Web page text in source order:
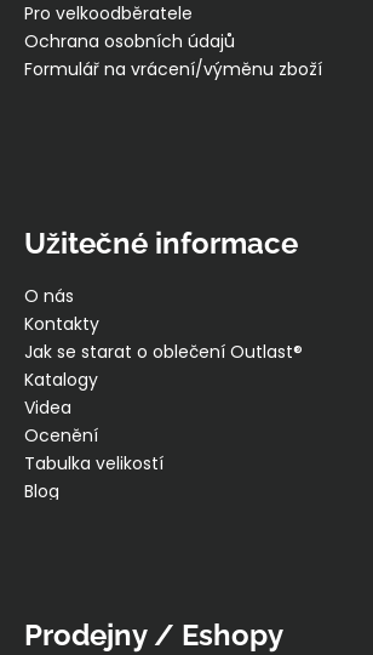
Pro velkoodběratele
Ochrana osobních údajů
Formulář na vrácení/výměnu zboží
Užitečné informace
O nás
Kontakty
Jak se starat o oblečení Outlast®
Katalogy
Videa
Ocenění
Tabulka velikostí
Blog
Prodejny / Eshopy